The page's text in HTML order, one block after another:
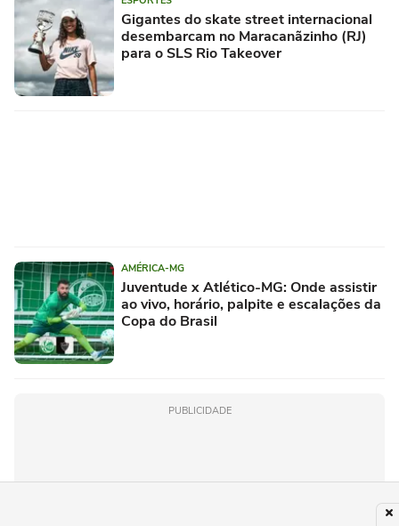
Gigantes do skate street internacional
desembarcam no Maracanãzinho (RJ)
para o SLS Rio Takeover
AMÉRICA-MG
Juventude x Atlético-MG: Onde assistir
ao vivo, horário, palpite e escalações da
Copa do Brasil
PUBLICIDADE